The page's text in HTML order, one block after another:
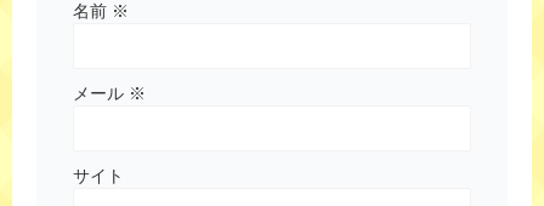
名前 ※
メール ※
サイト